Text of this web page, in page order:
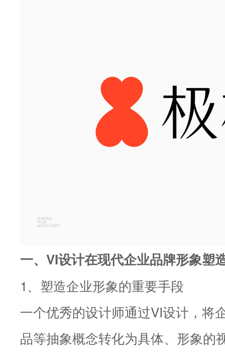
一、VI设计在现代企业品牌形象塑
1、塑造企业形象的重要手段
一个优秀的设计师通过VI设计，将
品等抽象概念转化为具体、形象的